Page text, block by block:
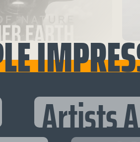
Artists